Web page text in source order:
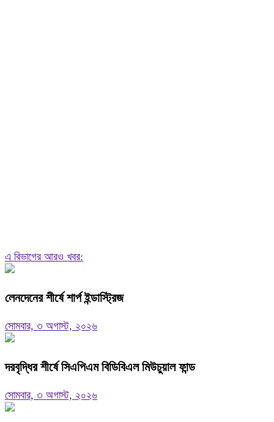
এ বিভাগের আরও খবর:
লেনদেনের শীর্ষে শার্প ইন্ডাস্ট্রিজ
সোমবার, ৩ অগাস্ট, ২০২৬
দরবৃদ্ধির শীর্ষে সিএপিএম বিডিবিএল মিউচুয়াল ফান্ড
সোমবার, ৩ অগাস্ট, ২০২৬